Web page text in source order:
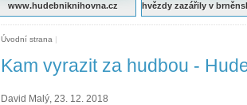
www.hudebniknihovna.cz
hvězdy zazářily v
Úvodní strana |
Kam vyrazit za hudbou -
David Malý, 23. 12. 2018